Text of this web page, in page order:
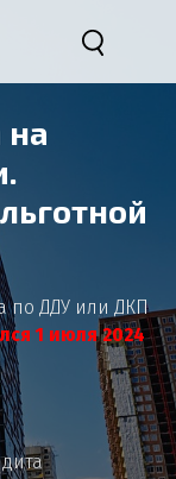
на
по ДДУ или ДКП
1 июля 2024